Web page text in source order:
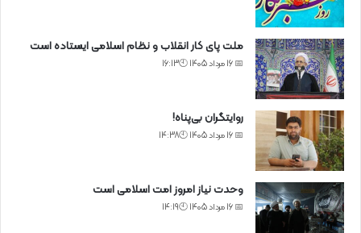
ملت پای کار انقلاب و نظام اسلامی ایستاده است
📅 16 مرداد 1405 🕙16:13
روایتگران بی‌پناه!
📅 16 مرداد 1405 🕙14:38
وحدت نیاز امروز امت اسلامی است
📅 16 مرداد 1405 🕙14:19